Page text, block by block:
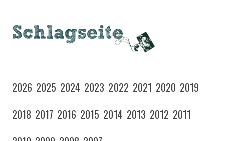
Zum
springen
2026 2025 2024 2023 2022 2021 2020 2019
2018 2017 2016 2015 2014 2013 2012 2011